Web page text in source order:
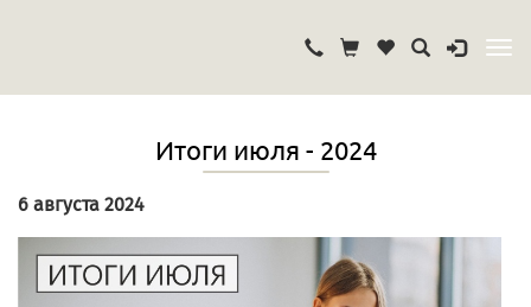
Итоги июля - 2024
6 августа 2024